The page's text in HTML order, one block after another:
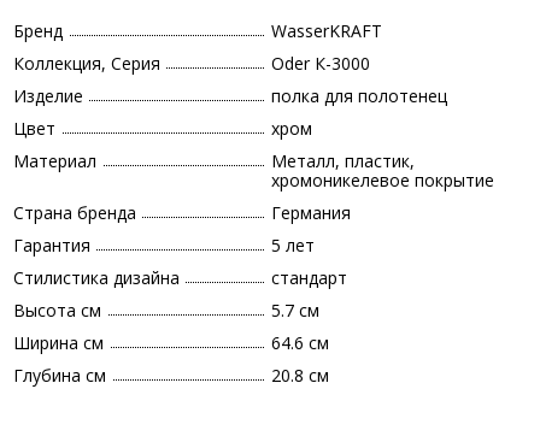
Бренд
WasserKRAFT
Коллекция, Серия
Oder К-3000
Изделие
полка для полотенец
Цвет
хром
Материал
Металл, пластик,
хромоникелевое покрытие
Страна бренда
Германия
Гарантия
5 лет
Стилистика дизайна
стандарт
Высота см
5.7 см
Ширина см
64.6 см
Глубина см
20.8 см